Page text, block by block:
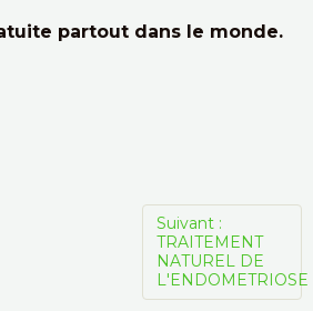
partout dans le monde.
Suivant :
TRAITEMENT
NATUREL DE
L'ENDOMETRIOSE